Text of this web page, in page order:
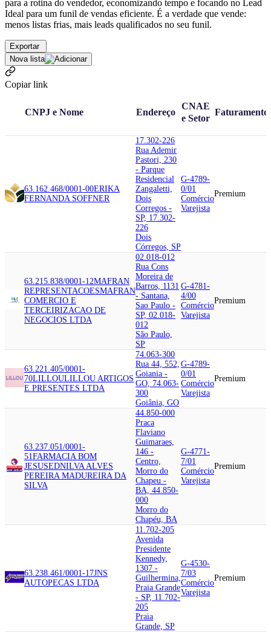
para a rotina do vendedor, economizando tempo e focando no Lead
Ideal para um funil de vendas eficiente. É a verdade que vende:
menos listas frias, mais leads qualificados no seu funil.
Exportar
Nova lista
Copiar link
CNPJ e Nome Endereço
CNAE
e Setor
Faturamento
63.162.468/0001-00ERIKA
FERNANDA SOFFNER
17.302-226
Rua Ademir
Pastori, 230
- Parque
Residencial
Zangaletti,
Dois
Corregos -
SP, 17.302-
226
Dois
Córregos, SP
G-4789-
0/01
Comércio
Varejista
Premium
63.215.838/0001-12MAFRAN
REPRESENTACOESMAFRAN
COMERCIO E
TERCEIRIZACAO DE
NEGOCIOS LTDA
02.018-012
Rua Cons
Moreira de
Barros, 1131
- Santana,
Sao Paulo -
SP, 02.018-
012
São Paulo,
SP
G-4781-
4/00
Comércio
Varejista
Premium
63.221.405/0001-
70LILLOULILLOU ARTIGOS
E PRESENTES LTDA
74.063-300
Rua 44, 552,
Goiania -
GO, 74.063-
300
Goiânia, GO
G-4789-
0/01
Comércio
Varejista
Premium
63.237.051/0001-
51FARMACIA BOM
JESUSEDNILVA ALVES
PEREIRA MADUREIRA DA
SILVA
44.850-000
Praca
Flaviano
Guimaraes,
146 -
Centro,
Morro do
Chapeu -
BA, 44.850-
000
Morro do
Chapéu, BA
G-4771-
7/01
Comércio
Varejista
Premium
63.238.461/0001-17JNS
AUTOPECAS LTDA
11.702-205
Avenida
Presidente
Kennedy,
1307 -
Guilhermina,
Praia Grande
- SP, 11.702-
205
Praia
Grande, SP
G-4530-
7/03
Comércio
Varejista
Premium